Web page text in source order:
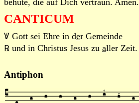
behüte, die auf Dich vertraun. Amen.
CANTICUM
Ꝟ Gott sei Ehre in der Gemeinde
℞ und in Christus Jesus zu aller Zeit.
Antiphon